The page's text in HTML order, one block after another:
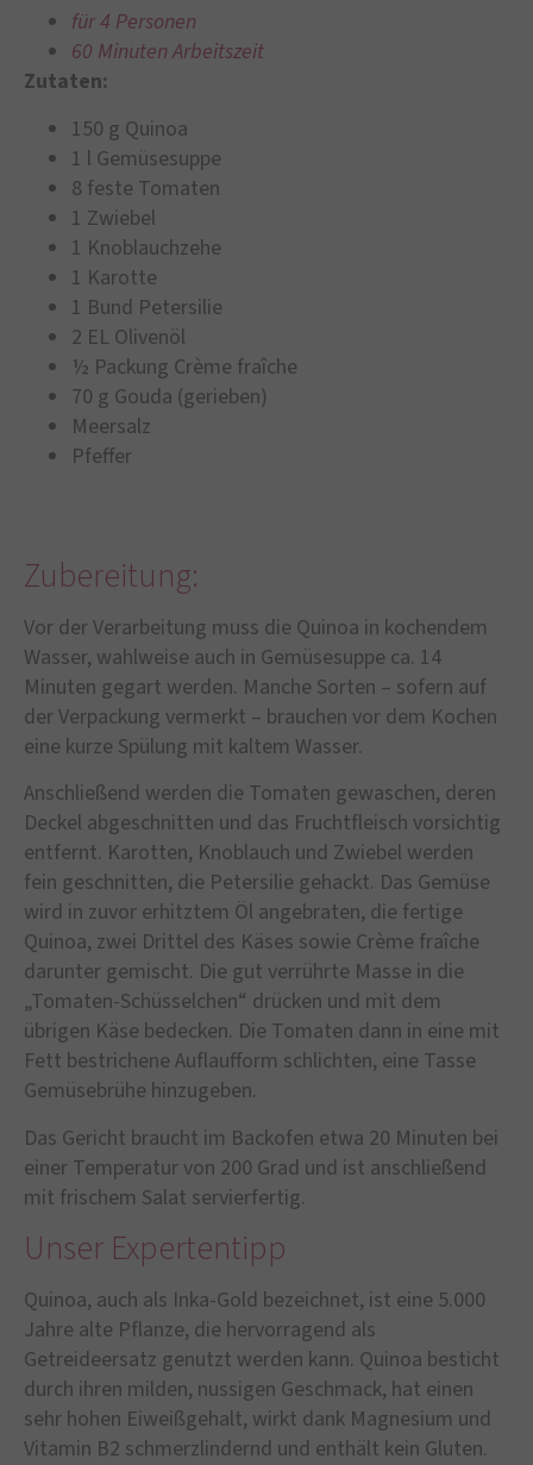
für 4 Personen
60 Minuten Arbeitszeit
Zutaten:
150 g Quinoa
1 l Gemüsesuppe
8 feste Tomaten
1 Zwiebel
1 Knoblauchzehe
1 Karotte
1 Bund Petersilie
2 EL Olivenöl
½ Packung Crème fraîche
70 g Gouda (gerieben)
Meersalz
Pfeffer
Zubereitung:
Vor der Verarbeitung muss die Quinoa in kochendem
Wasser, wahlweise auch in Gemüsesuppe ca. 14
Minuten gegart werden. Manche Sorten – sofern auf
der Verpackung vermerkt – brauchen vor dem Kochen
eine kurze Spülung mit kaltem Wasser.
Anschließend werden die Tomaten gewaschen, deren
Deckel abgeschnitten und das Fruchtfleisch vorsichtig
entfernt. Karotten, Knoblauch und Zwiebel werden
fein geschnitten, die Petersilie gehackt. Das Gemüse
wird in zuvor erhitztem Öl angebraten, die fertige
Quinoa, zwei Drittel des Käses sowie Crème fraîche
darunter gemischt. Die gut verrührte Masse in die
„Tomaten-Schüsselchen“ drücken und mit dem
übrigen Käse bedecken. Die Tomaten dann in eine mit
Fett bestrichene Auflaufform schlichten, eine Tasse
Gemüsebrühe hinzugeben.
Das Gericht braucht im Backofen etwa 20 Minuten bei
einer Temperatur von 200 Grad und ist anschließend
mit frischem Salat servierfertig.
Unser Expertentipp
Quinoa, auch als Inka-Gold bezeichnet, ist eine 5.000
Jahre alte Pflanze, die hervorragend als
Getreideersatz genutzt werden kann. Quinoa besticht
durch ihren milden, nussigen Geschmack, hat einen
sehr hohen Eiweißgehalt, wirkt dank Magnesium und
Vitamin B2 schmerzlindernd und enthält kein Gluten.